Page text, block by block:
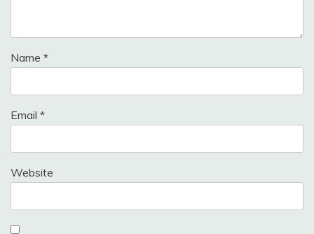
Name *
Email *
Website